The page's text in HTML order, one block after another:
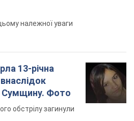
належної уваги
13-річна
Сумщину. Фото
обстрілу загинули